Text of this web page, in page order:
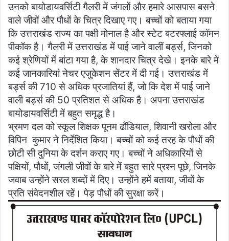
उनको बायोडायवर्सिटी गैलरी में जंगलों और हमारे आसपास बसने
वाले जीवों और पौधों के चित्र दिखाए गए। बच्चों को बताया गया
कि उत्तराखंड राज्य का पक्षी मोनाल है और स्टेट बटरफ्लाई कॉमन
पीकॉक है। गैलरी में उत्तराखंड में पाई जाने वालीं बर्ड्स, जिनको
कई श्रेणियों में बांटा गया है, के शानदार चित्र देखे। इनके बारे में
कई जानकारियां नेचर एजुकेशन सेंटर में दी गई। उत्तराखंड में
बर्ड्स की 710 से अधिक प्रजातियां हैं, जो कि देश में पाई जाने
वाली बर्ड्स की 50 प्रतिशत से अधिक है। अपना उत्तराखंड
बायोडायवर्सिटी में बहुत समृद्ध है।
भ्रमण दल को स्कूल शिक्षक पूनम ढौंडियाल, शिवानी खरोला और
विपिन कुमार ने निर्देशित किया। बच्चों को कई तरह के पौधों की
छोटी सी दुनिया के दर्शन कराए गए। बच्चों ने अधिकारियों से
पक्षियों, पौधों, जंगली जीवों के बारे में बहुत सारे प्रश्न पूछे, जिनके
जवाब उन्होंने सरल शब्दों में दिए। उन्होंने हमें बताया, जीवों के
प्रति संवेदनशील रहें। पेड़ पौधों की सुरक्षा करें।